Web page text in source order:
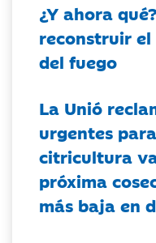
¿Y ahora
reconstruir
del fuego
La Unió
urgentes
citricultura
próxima
más baja en